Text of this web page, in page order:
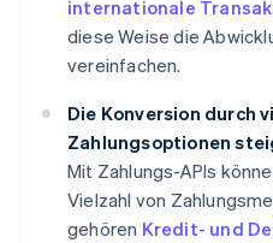
internationale
diese Weise die
vereinfachen.
Die Konversion durch
Zahlungsoptionen
Mit Zahlungs-APIs
Vielzahl von
gehören Kredit- und